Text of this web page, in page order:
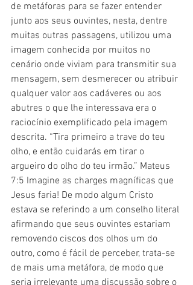
de metáforas para se fazer entender
junto aos seus ouvintes, nesta, dentre
muitas outras passagens, utilizou uma
imagem conhecida por muitos no
cenário onde viviam para transmitir sua
mensagem, sem desmerecer ou atribuir
qualquer valor aos cadáveres ou aos
abutres o que lhe interessava era o
raciocínio exemplificado pela imagem
descrita. “Tira primeiro a trave do teu
olho, e então cuidarás em tirar o
argueiro do olho do teu irmão.” Mateus
7:5 Imagine as charges magníficas que
Jesus faria! De modo algum Cristo
estava se referindo a um conselho literal
afirmando que seus ouvintes estariam
removendo ciscos dos olhos um do
outro, como é fácil de perceber, trata-se
de mais uma metáfora, de modo que